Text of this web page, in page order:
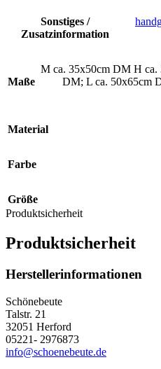
Sonstiges /
Zusatzinformation
Maße
M ca. 35x50cm DM H ca.
DM; L ca. 50x65cm
Material
Farbe
Größe
Produktsicherheit
Produktsicherheit
Herstellerinformationen
Schönebeute
Talstr. 21
32051 Herford
05221- 2976873
info@schoenebeute.de